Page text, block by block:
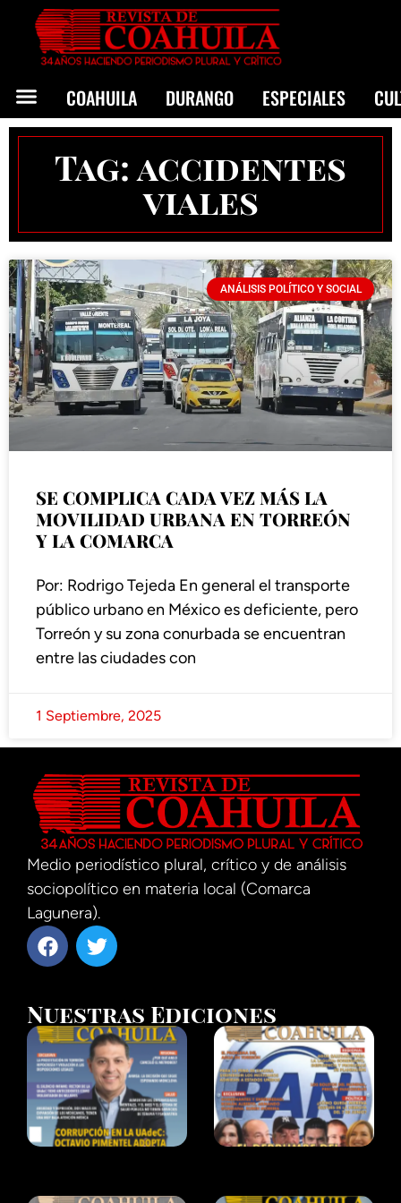
COAHUILA DURANGO ESPECIALES
Tag: accidentes
viales
ANÁLISIS POLÍTICO Y SOCIAL
SE COMPLICA CADA VEZ MÁS LA
MOVILIDAD URBANA EN TORREÓN
Y LA COMARCA
Por: Rodrigo Tejeda En general el transporte
público urbano en México es deficiente, pero
Torreón y su zona conurbada se encuentran
entre las ciudades con
1 Septiembre, 2025
Medio periodístico plural, crítico y de análisis
sociopolítico en materia local (Comarca
Lagunera).
Nuestras Ediciones